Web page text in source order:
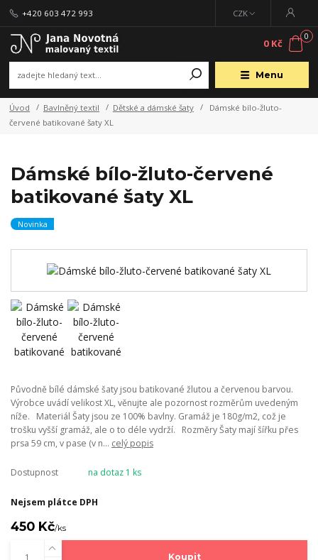
Menu
CZK
+420 603 472 993
0
0 Kč
Úvod Bavlněný textil Dětské a dámské šaty
Dámské bílo-žluto-
červené batikované šaty XL
Dámské bílo-žluto-červené
batikované šaty XL
Novinka
Původně bílé dámské šaty jsou batikované žlutou a červenou barvou.
Výrobce uvádí velikost XL, věnujte ale pozornost rozměrům uvedeným
níže. Materiál Šaty jsou ze 100% bavlny. Gramáž je 180g/m2, což je
trošku vyšší gramáž, ale o to déle vydrží. Rozměry Šaty mají šířku přes
prsa 59 cm, v pase (v n... celý popis
Dostupnost na dotaz 1 ks
Nejsem plátce DPH
450 Kč/ks
Koupit